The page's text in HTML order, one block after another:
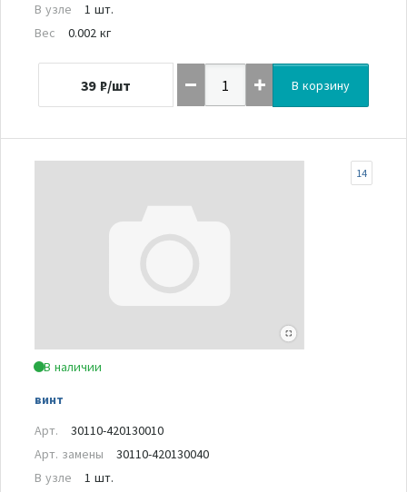
В узле
1 шт.
Вес
0.002 кг
39 ₽/шт В корзину
В наличии
винт
14
Арт.
30110-420130010
Арт. замены
30110-420130040
В узле
1 шт.